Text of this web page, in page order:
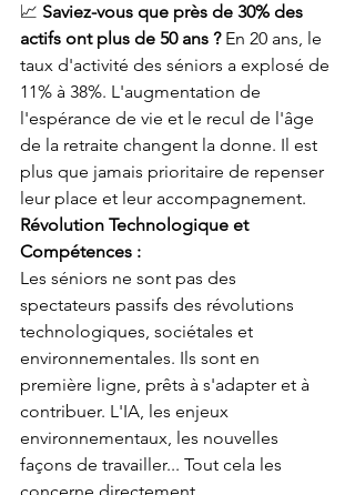
📈 Saviez-vous que près de 30% des
actifs ont plus de 50 ans ? En 20 ans, le
taux d'activité des séniors a explosé de
11% à 38%. L'augmentation de
l'espérance de vie et le recul de l'âge
de la retraite changent la donne. Il est
plus que jamais prioritaire de repenser
leur place et leur accompagnement.
Révolution Technologique et
Compétences :
Les séniors ne sont pas des
spectateurs passifs des révolutions
technologiques, sociétales et
environnementales. Ils sont en
première ligne, prêts à s'adapter et à
contribuer. L'IA, les enjeux
environnementaux, les nouvelles
façons de travailler... Tout cela les